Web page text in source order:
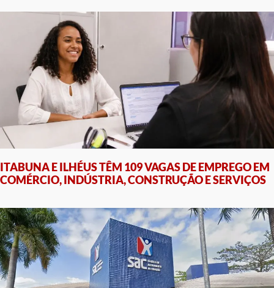
ITABUNA E ILHÉUS TÊM 109 VAGAS DE EMPREGO EM
COMÉRCIO, INDÚSTRIA, CONSTRUÇÃO E SERVIÇOS